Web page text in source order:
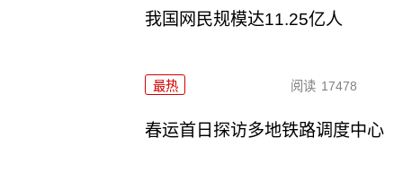
我国网民规模达11.25亿人
最热 阅读 17478
春运首日探访多地铁路调度中心